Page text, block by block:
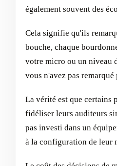
également souvent des
Cela signifie qu'ils
bouche, chaque
votre micro ou un niveau
vous n'avez pas
La vérité est que certains
fidéliser leurs auditeurs
pas investi dans un
à la configuration de leur